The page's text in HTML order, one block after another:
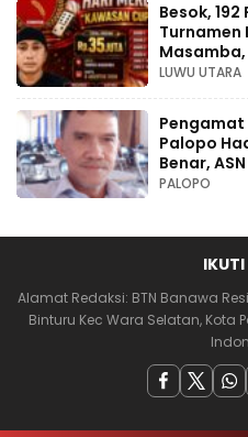
Besok,
Turnamen
Juta
LUWU UTARA
Pengamat
Palopo
Benar,
PALOPO
Alamat Redaksi: BTN Banawa
Binturu Kec Wara Selatan, Kota